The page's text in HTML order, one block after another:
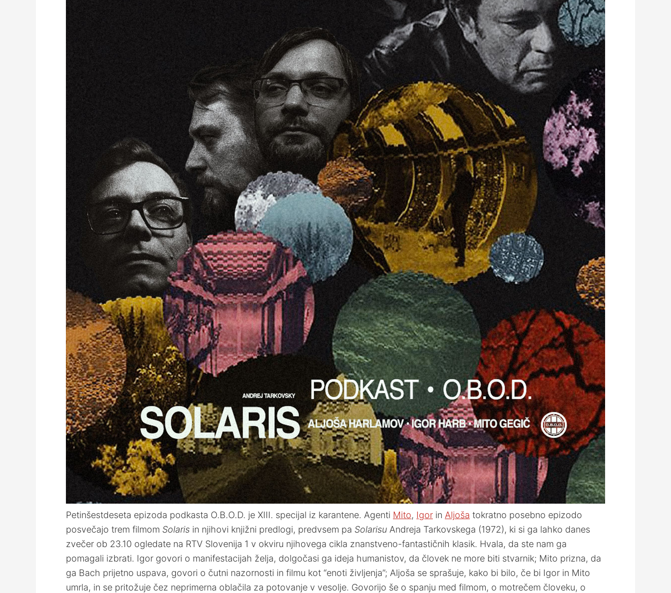
Petinšestdeseta epizoda podkasta O.B.O.D. je XIII. specijal iz karantene. Agenti Mito, Igor in Aljoša tokratno posebno epizodo
posvečajo trem filmom Solaris in njihovi knjižni predlogi, predvsem pa Solarisu Andreja Tarkovskega (1972), ki si ga lahko danes
zvečer ob 23.10 ogledate na RTV Slovenija 1 v okviru njihovega cikla znanstveno-fantastičnih klasik. Hvala, da ste nam ga
pomagali izbrati. Igor govori o manifestacijah želja, dolgočasi ga ideja humanistov, da človek ne more biti stvarnik; Mito prizna, da
ga Bach prijetno uspava, govori o čutni nazornosti in filmu kot “enoti življenja”; Aljoša se sprašuje, kako bi bilo, če bi Igor in Mito
umrla, in se pritožuje čez neprimerna oblačila za potovanje v vesolje. Govorijo še o spanju med filmom, o motrečem človeku, o